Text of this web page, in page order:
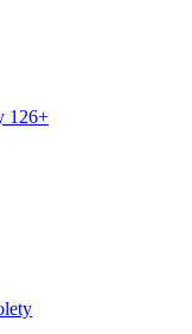
126+